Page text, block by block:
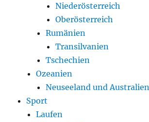
Niederösterreich
Oberösterreich
Rumänien
Transilvanien
Tschechien
Ozeanien
Neuseeland und Australien
Sport
Laufen